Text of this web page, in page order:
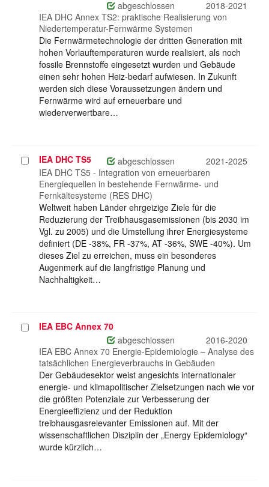
abgeschlossen
2018-2021
IEA DHC Annex TS2: praktische Realisierung von
Niedertemperatur-Fernwärme Systemen
Die Fernwärmetechnologie der dritten Generation mit
hohen Vorlauftemperaturen wurde realisiert, als noch
fossile Brennstoffe eingesetzt wurden und Gebäude
einen sehr hohen Heiz-bedarf aufwiesen. In Zukunft
werden sich diese Voraussetzungen ändern und
Fernwärme wird auf erneuerbare und
wiederverwertbare…
Projekt
auswählen
IEA DHC TS5 abgeschlossen
2021-2025
IEA DHC TS5 - Integration von erneuerbaren
Energiequellen in bestehende Fernwärme- und
Fernkältesysteme (RES DHC)
Weltweit haben Länder ehrgeizige Ziele für die
Reduzierung der Treibhausgasemissionen (bis 2030 im
Vgl. zu 2005) und die Umstellung ihrer Energiesysteme
definiert (DE -38%, FR -37%, AT -36%, SWE -40%). Um
dieses Ziel zu erreichen, muss ein besonderes
Augenmerk auf die langfristige Planung und
Nachhaltigkeit…
ProjektIEA EBC Annex 70
abgeschlossen
2016-2020
IEA EBC Annex 70 Energie-Epidemiologie – Analyse des
tatsächlichen Energieverbrauchs in Gebäuden
Der Gebäudesektor weist angesichts internationaler
energie- und klimapolitischer Zielsetzungen nach wie vor
die größten Potenziale zur Verbesserung der
Energieeffizienz und der Reduktion
treibhausgasrelevanter Emissionen auf. Mit der
wissenschaftlichen Disziplin der „Energy Epidemiology“
wurde kürzlich…